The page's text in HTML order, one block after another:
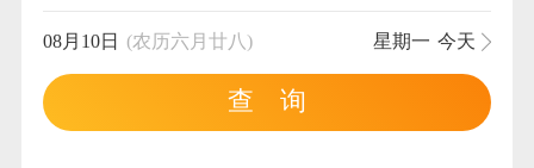
08月10日 (农历六月廿八) 星期一 今天
查 询